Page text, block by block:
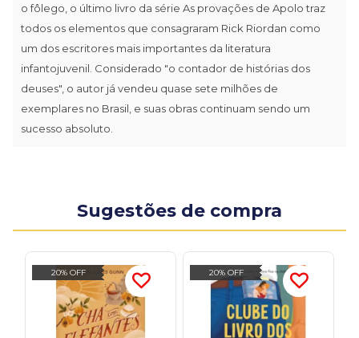
o fôlego, o último livro da série As provações de Apolo traz
todos os elementos que consagraram Rick Riordan como
um dos escritores mais importantes da literatura
infantojuvenil. Considerado "o contador de histórias dos
deuses", o autor já vendeu quase sete milhões de
exemplares no Brasil, e suas obras continuam sendo um
sucesso absoluto.
Sugestões de compra
20% OFF 20% OFF